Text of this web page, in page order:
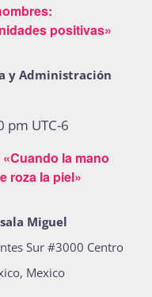
positivas»
y Administración
la mano
roza la piel»
pm UTC-6
Miguel
Sur #3000 Centro
Mexico